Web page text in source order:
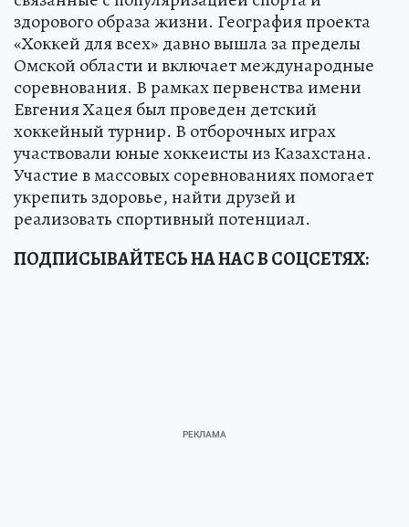
здорового образа жизни. География проекта
«Хоккей для всех» давно вышла за пределы
Омской области и включает международные
соревнования. В рамках первенства имени
Евгения Хацея был проведен детский
хоккейный турнир. В отборочных играх
участвовали юные хоккеисты из Казахстана.
Участие в массовых соревнованиях помогает
укрепить здоровье, найти друзей и
реализовать спортивный потенциал.
ПОДПИСЫВАЙТЕСЬ НА НАС В СОЦСЕТЯХ: